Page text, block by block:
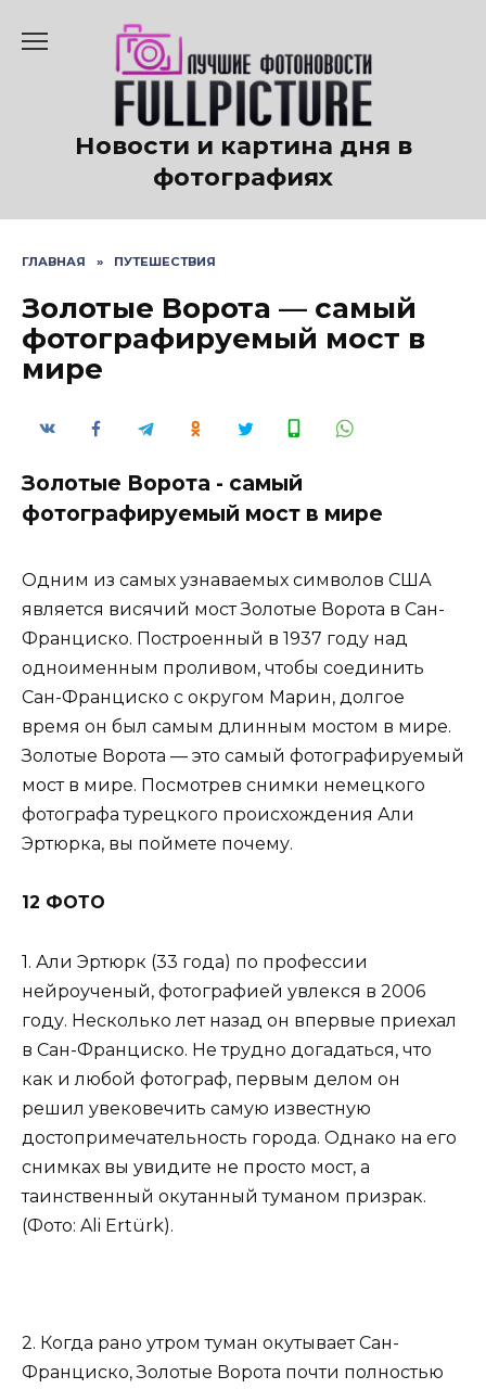
содержанию
Новости и картина дня в
фотографиях
ГЛАВНАЯ » ПУТЕШЕСТВИЯ
Золотые Ворота — самый
фотографируемый мост в
мире
Золотые Ворота - самый
фотографируемый мост в мире
Одним из самых узнаваемых символов США
является висячий мост Золотые Ворота в Сан-
Франциско. Построенный в 1937 году над
одноименным проливом, чтобы соединить
Сан-Франциско с округом Марин, долгое
время он был самым длинным мостом в мире.
Золотые Ворота — это самый фотографируемый
мост в мире. Посмотрев снимки немецкого
фотографа турецкого происхождения Али
Эртюрка, вы поймете почему.
12 ФОТО
1. Али Эртюрк (33 года) по профессии
нейроученый, фотографией увлекся в 2006
году. Несколько лет назад он впервые приехал
в Сан-Франциско. Не трудно догадаться, что
как и любой фотограф, первым делом он
решил увековечить самую известную
достопримечательность города. Однако на его
снимках вы увидите не просто мост, а
таинственный окутанный туманом призрак.
(Фото: Ali Ertürk).
2. Когда рано утром туман окутывает Сан-
Франциско, Золотые Ворота почти полностью